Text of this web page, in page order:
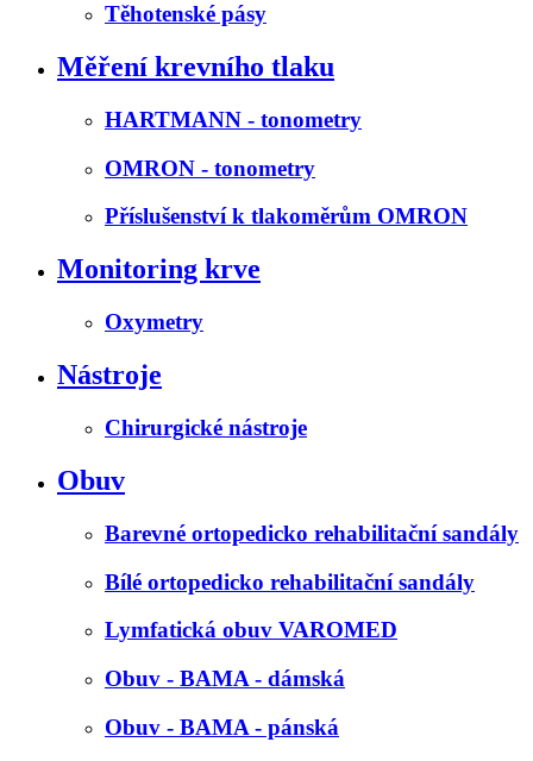
Těhotenské pásy
Měření krevního tlaku
HARTMANN - tonometry
OMRON - tonometry
Příslušenství k tlakoměrům OMRON
Monitoring krve
Oxymetry
Nástroje
Chirurgické nástroje
Obuv
Barevné ortopedicko rehabilitační sandály
Bílé ortopedicko rehabilitační sandály
Lymfatická obuv VAROMED
Obuv - BAMA - dámská
Obuv - BAMA - pánská